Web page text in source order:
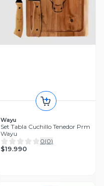
Wayu
Set Tabla Cuchillo Tenedor Prm
Wayu
0(0)
$19.990